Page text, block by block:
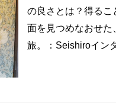
の良さとは？得るこ
面を見つめなおせた
旅。：Seishiroイン